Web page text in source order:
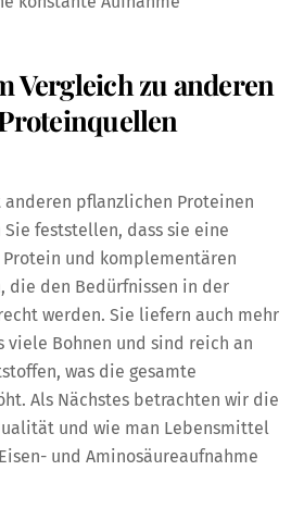
Vergleich zu anderen
anderen pflanzlichen Proteinen
feststellen, dass sie eine
Protein und komplementären
die den Bedürfnissen in der
werden. Sie liefern auch mehr
viele Bohnen und sind reich an
was die gesamte
Als Nächstes betrachten wir die
und wie man Lebensmittel
und Aminosäureaufnahme